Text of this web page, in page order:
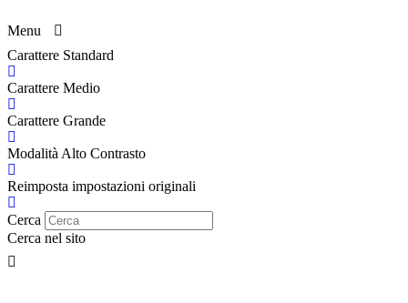
Menu
Carattere Standard
Carattere Medio
Carattere Grande
Modalità Alto Contrasto
Reimposta impostazioni originali
Cerca
Cerca nel sito